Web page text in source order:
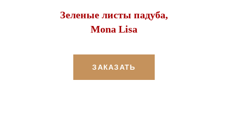
Зеленые листы падуба,
Mona Lisa
ЗАКАЗАТЬ